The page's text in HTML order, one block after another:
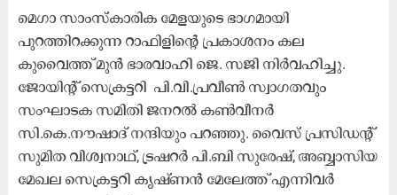
മെഗാ സാംസ്കാരിക മേളയുടെ ഭാഗമായി
പുറത്തിറക്കുന്ന റാഫിളിന്റെ പ്രകാശനം കല
കുവൈത്ത് മുൻ ഭാരവാഹി ജെ. സജി നിർവഹിച്ചു.
ജോയിന്റ് സെക്രട്ടറി ‌ പി.വി.പ്രവീൺ സ്വാഗതവും
സംഘാടക സമിതി ജനറൽ കൺവീനർ
സി.കെ.നൗഷാദ് നന്ദിയും പറഞ്ഞു. വൈസ് പ്രസിഡന്റ്
സുമിത വിശ്വനാഥ്, ട്രഷറർ പി.ബി സുരേഷ്, അബ്ബാസിയ
മേഖല സെക്രട്ടറി കൃഷ്ണൻ മേലേത്ത് എന്നിവർ